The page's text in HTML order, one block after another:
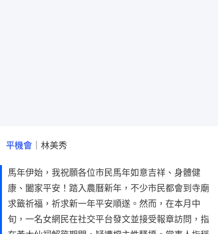
平機會 ｜林美秀
馬年伊始，我祝願各位市民馬年如意吉祥、身體健
康、闔家平安！踏入農曆新年，不少市民都會到寺廟
求籤祈福，祈求新一年平安順遂。然而，在本月中
旬，一名女網民在社交平台發文並接受報章訪問，指